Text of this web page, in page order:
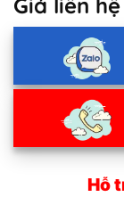
Giá liên hệ
Hỗ